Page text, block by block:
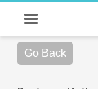
Go Back